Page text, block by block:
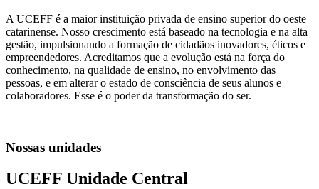
A UCEFF é a maior instituição privada de ensino superior do oeste
catarinense. Nosso crescimento está baseado na tecnologia e na alta
gestão, impulsionando a formação de cidadãos inovadores, éticos e
empreendedores. Acreditamos que a evolução está na força do
conhecimento, na qualidade de ensino, no envolvimento das
pessoas, e em alterar o estado de consciência de seus alunos e
colaboradores. Esse é o poder da transformação do ser.
Nossas unidades
UCEFF Unidade Central